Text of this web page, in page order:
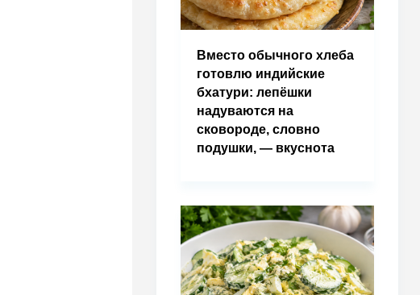
Вместо обычного хлеба
готовлю индийские
бхатури: лепёшки
надуваются на
сковороде, словно
подушки, — вкуснота